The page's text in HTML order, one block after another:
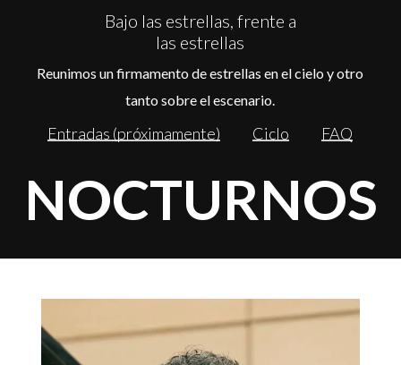
Bajo las estrellas, frente a
las estrellas
Reunimos un firmamento de estrellas en el cielo y otro
tanto sobre el escenario.
Entradas (próximamente) Ciclo FAQ
NOCTURNOS